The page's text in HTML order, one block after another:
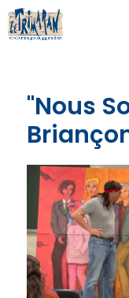
"Nous